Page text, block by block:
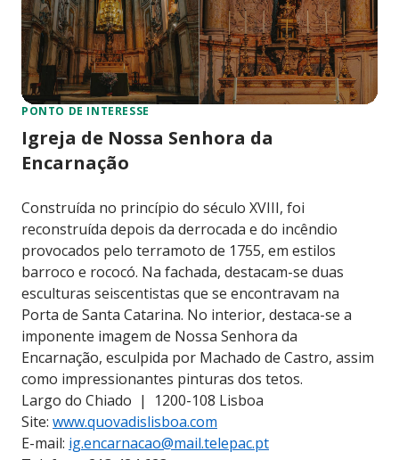
PONTO DE INTERESSE
Igreja de Nossa Senhora da
Encarnação
Construída no princípio do século XVIII, foi
reconstruída depois da derrocada e do incêndio
provocados pelo terramoto de 1755, em estilos
barroco e rococó. Na fachada, destacam-se duas
esculturas seiscentistas que se encontravam na
Porta de Santa Catarina. No interior, destaca-se a
imponente imagem de Nossa Senhora da
Encarnação, esculpida por Machado de Castro, assim
como impressionantes pinturas dos tetos.
Largo do Chiado | 1200-108 Lisboa
Site: www.quovadislisboa.com
E-mail: ig.encarnacao@mail.telepac.pt